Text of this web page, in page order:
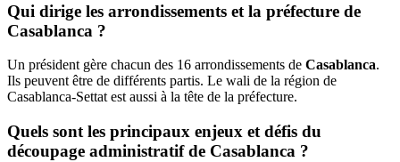
Qui dirige les arrondissements et la préfecture de
Casablanca ?
Un président gère chacun des 16 arrondissements de Casablanca.
Ils peuvent être de différents partis. Le wali de la région de
Casablanca-Settat est aussi à la tête de la préfecture.
Quels sont les principaux enjeux et défis du
découpage administratif de Casablanca ?